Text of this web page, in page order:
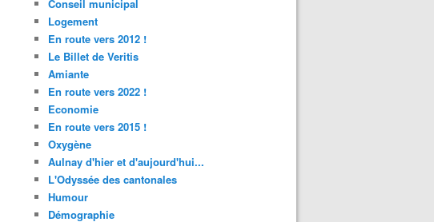
Conseil municipal
Logement
En route vers 2012 !
Le Billet de Veritis
Amiante
En route vers 2022 !
Economie
En route vers 2015 !
Oxygène
Aulnay d'hier et d'aujourd'hui...
L'Odyssée des cantonales
Humour
Démographie